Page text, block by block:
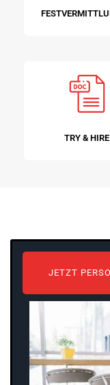
TRY & HIRE
JETZT